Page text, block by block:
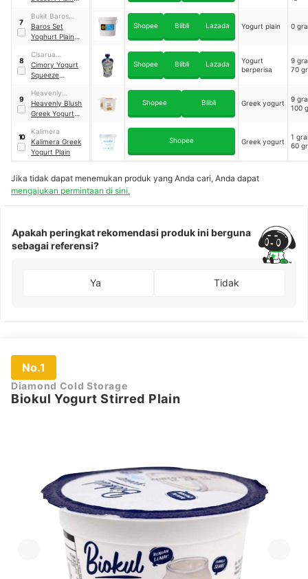
7
Bukit Baros
Cempaka
Baros Set
Yoghurt Plain
Shopee Blibli Lazada Yogurt plain 0
8
Cisarua
Mountain Dairy
Cimory Yogurt
Squeeze
Shopee Blibli Lazada
Yogurt
berperisa
9
70
9
Heavenly
Nutrion
Indonesia
Heavenly Blush
Greek Yogurt
(100gr x 12 pcs)
Shopee Blibli Greek yogurt
9
100
10
Kalimera
Kalimera Greek
Yogurt Plain
Shopee Greek yogurt
1
60
Jika tidak dapat menemukan produk yang Anda cari, Anda dapat
mengajukan permintaan di sini.
Apakah peringkat rekomendasi produk ini berguna
sebagai referensi?
Ya Tidak
No.1
Diamond Cold Storage
Biokul Yogurt Stirred Plain